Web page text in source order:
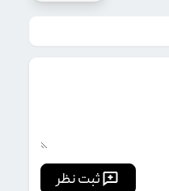
ثبت نظر